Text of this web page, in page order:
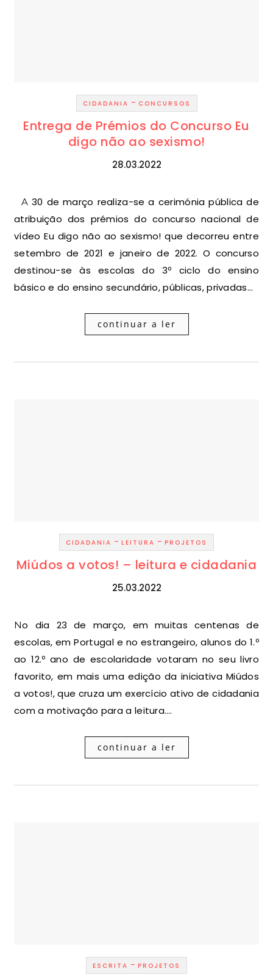
CIDADANIA - CONCURSOS
Entrega de Prémios do Concurso Eu
digo não ao sexismo!
28.03.2022
A 30 de março realiza-se a cerimónia pública de
atribuição dos prémios do concurso nacional de
vídeo Eu digo não ao sexismo! que decorreu entre
setembro de 2021 e janeiro de 2022. O concurso
destinou-se às escolas do 3º ciclo do ensino
básico e do ensino secundário, públicas, privadas…
continuar a ler
CIDADANIA - LEITURA - PROJETOS
Miúdos a votos! – leitura e cidadania
25.03.2022
No dia 23 de março, em muitas centenas de
escolas, em Portugal e no estrangeiro, alunos do 1.º
ao 12.º ano de escolaridade votaram no seu livro
favorito, em mais uma edição da iniciativa Miúdos
a votos!, que cruza um exercício ativo de cidadania
com a motivação para a leitura.…
continuar a ler
ESCRITA - PROJETOS